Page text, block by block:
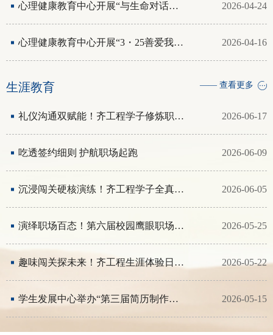
心理健康教育中心开展“与生命对话，与自己同行”团体辅导 2026-04-24
心理健康教育中心开展“3・25善爱我”系列活动 2026-04-16
生涯教育 —— 查看更多
礼仪沟通双赋能！齐工程学子修炼职场“软实力” 2026-06-17
吃透签约细则 护航职场起跑 2026-06-09
沉浸闯关硬核演练！齐工程学子全真模拟“职”通心仪offer 2026-06-05
演绎职场百态！第六届校园鹰眼职场剧大赛精彩上演 2026-05-25
趣味闯关探未来！齐工程生涯体验日玩转职业新课堂 2026-05-22
学生发展中心举办“第三届简历制作和模拟面试大赛” 2026-05-15